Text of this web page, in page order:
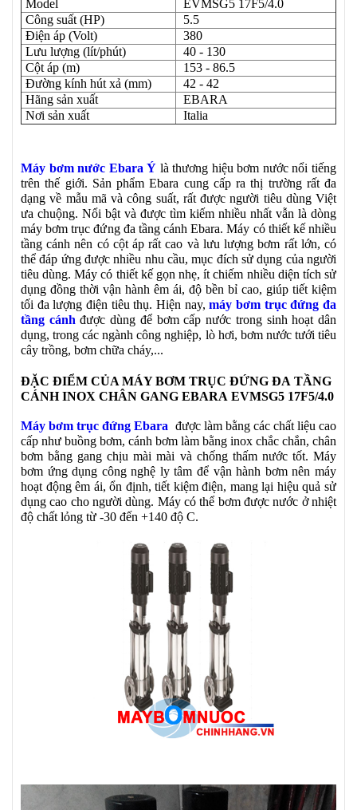
Model
EVMSG5 17F5/4.0
Công suất (HP)
5.5
Điện áp (Volt)
380
Lưu lượng (lít/phút)
40 - 130
Cột áp (m)
153 - 86.5
Đường kính hút xả (mm)
42 - 42
Hãng sản xuất
EBARA
Nơi sản xuất
Italia
Máy bơm nước Ebara Ý là thương hiệu bơm nước nổi tiếng
trên thế giới. Sản phẩm Ebara cung cấp ra thị trường rất đa
dạng về mẫu mã và công suất, rất được người tiêu dùng Việt
ưa chuộng. Nổi bật và được tìm kiếm nhiều nhất vẫn là dòng
máy bơm trục đứng đa tầng cánh Ebara. Máy có thiết kế nhiều
tầng cánh nên có cột áp rất cao và lưu lượng bơm rất lớn, có
thể đáp ứng được nhiều nhu cầu, mục đích sử dụng của người
tiêu dùng. Máy có thiết kế gọn nhẹ, ít chiếm nhiều diện tích sử
dụng đồng thời vận hành êm ái, độ bền bỉ cao, giúp tiết kiệm
tối đa lượng điện tiêu thụ. Hiện nay,máy bơm trục đứng đa
tầng cánh được dùng để bơm cấp nước trong sinh hoạt dân
dụng, trong các ngành công nghiệp, lò hơi, bơm nước tưới tiêu
cây trồng, bơm chữa cháy,...
ĐẶC ĐIỂM CỦA MÁY BƠM TRỤC ĐỨNG ĐA TẦNG
CÁNH INOX CHÂN GANG EBARA EVMSG5 17F5/4.0
Máy bơm trục đứng Ebara được làm bằng các chất liệu cao
cấp như buồng bơm, cánh bơm làm bằng inox chắc chắn, chân
bơm bằng gang chịu mài mài và chống thấm nước tốt. Máy
bơm ứng dụng công nghệ ly tâm để vận hành bơm nên máy
hoạt động êm ái, ổn định, tiết kiệm điện, mang lại hiệu quả sử
dụng cao cho người dùng. Máy có thể bơm được nước ở nhiệt
độ chất lỏng từ -30 đến +140 độ C.